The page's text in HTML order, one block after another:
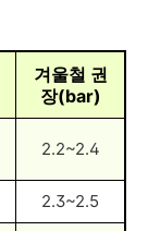
겨울철 권
장(bar)
2.2~2.4
2.3~2.5